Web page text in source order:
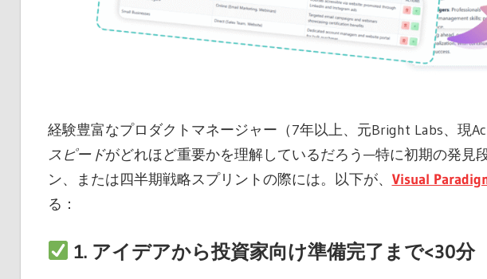
経験豊富なプロダクトマネージャー（7年以上、元Bright Labs、現
スピードがどれほど重要かを理解しているだろう—特に初期の発見
ン、または四半期戦略スプリントの際には。以下が、 Visual
る：
1. アイデアから投資家向け準備完了まで<30分